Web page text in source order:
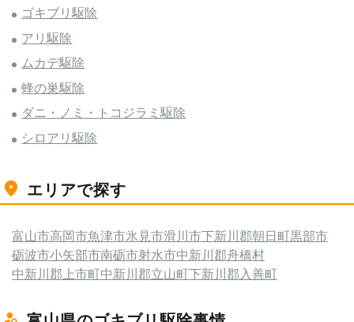
ゴキブリ駆除
アリ駆除
ムカデ駆除
蜂の巣駆除
ダニ・ノミ・トコジラミ駆除
シロアリ駆除
エリアで探す
富山市高岡市魚津市氷見市滑川市下新川郡朝日町黒部市
砺波市小矢部市南砺市射水市中新川郡舟橋村
中新川郡上市町中新川郡立山町下新川郡入善町